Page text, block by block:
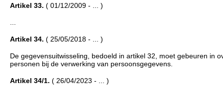
Artikel 33. ( 01/12/2009 - ... )
Artikel 34. ( 25/05/2018 - ... )
De gegevensuitwisseling, bedoeld in artikel 32, moet gebeuren in
personen bij de verwerking van persoonsgegevens.
Artikel 34/1. ( 26/04/2023 - ... )